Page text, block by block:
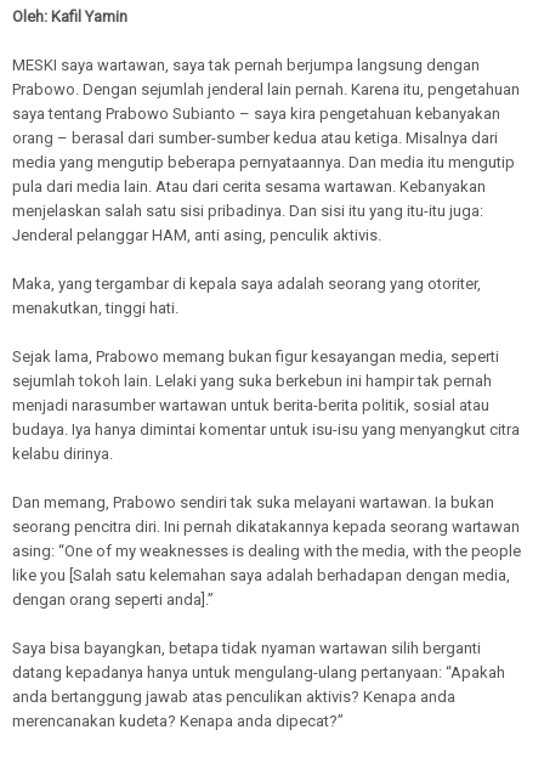
Oleh: Kafil Yamin
MESKI saya wartawan, saya tak pernah berjumpa langsung dengan
Prabowo. Dengan sejumlah jenderal lain pernah. Karena itu, pengetahuan
saya tentang Prabowo Subianto – saya kira pengetahuan kebanyakan
orang – berasal dari sumber-sumber kedua atau ketiga. Misalnya dari
media yang mengutip beberapa pernyataannya. Dan media itu mengutip
pula dari media lain. Atau dari cerita sesama wartawan. Kebanyakan
menjelaskan salah satu sisi pribadinya. Dan sisi itu yang itu-itu juga:
Jenderal pelanggar HAM, anti asing, penculik aktivis.
Maka, yang tergambar di kepala saya adalah seorang yang otoriter,
menakutkan, tinggi hati.
Sejak lama, Prabowo memang bukan figur kesayangan media, seperti
sejumlah tokoh lain. Lelaki yang suka berkebun ini hampir tak pernah
menjadi narasumber wartawan untuk berita-berita politik, sosial atau
budaya. Iya hanya dimintai komentar untuk isu-isu yang menyangkut citra
kelabu dirinya.
Dan memang, Prabowo sendiri tak suka melayani wartawan. Ia bukan
seorang pencitra diri. Ini pernah dikatakannya kepada seorang wartawan
asing: “One of my weaknesses is dealing with the media, with the people
like you [Salah satu kelemahan saya adalah berhadapan dengan media,
dengan orang seperti anda].”
Saya bisa bayangkan, betapa tidak nyaman wartawan silih berganti
datang kepadanya hanya untuk mengulang-ulang pertanyaan: “Apakah
anda bertanggung jawab atas penculikan aktivis? Kenapa anda
merencanakan kudeta? Kenapa anda dipecat?”